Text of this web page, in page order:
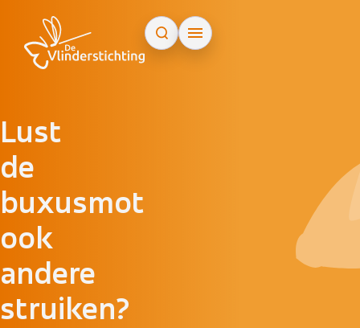
Lust
de
buxusmot
ook
andere
struiken?